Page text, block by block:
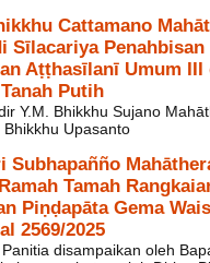
Cattamano
Sīlacariya Penahbisan
Aṭṭhasīlanī Umum III
Putih
Y.M. Bhikkhu Sujano
Bhikkhu Upasanto
Subhapañño
Tamah
Piṇḍapāta Gema
2569/2025
disampaikan oleh